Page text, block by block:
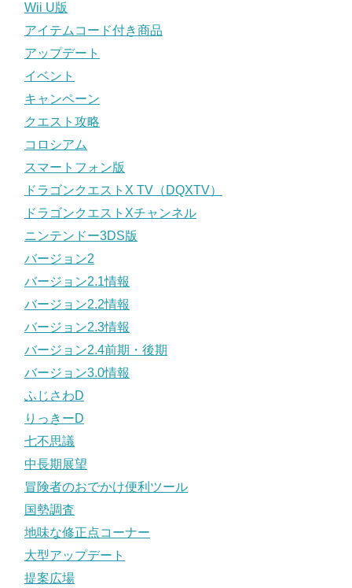
Wii U版
アイテムコード付き商品
アップデート
イベント
キャンペーン
クエスト攻略
コロシアム
スマートフォン版
ドラゴンクエストX TV（DQXTV）
ドラゴンクエストXチャンネル
ニンテンドー3DS版
バージョン2
バージョン2.1情報
バージョン2.2情報
バージョン2.3情報
バージョン2.4前期・後期
バージョン3.0情報
ふじさわD
りっきーD
七不思議
中長期展望
冒険者のおでかけ便利ツール
国勢調査
地味な修正点コーナー
大型アップデート
提案広場